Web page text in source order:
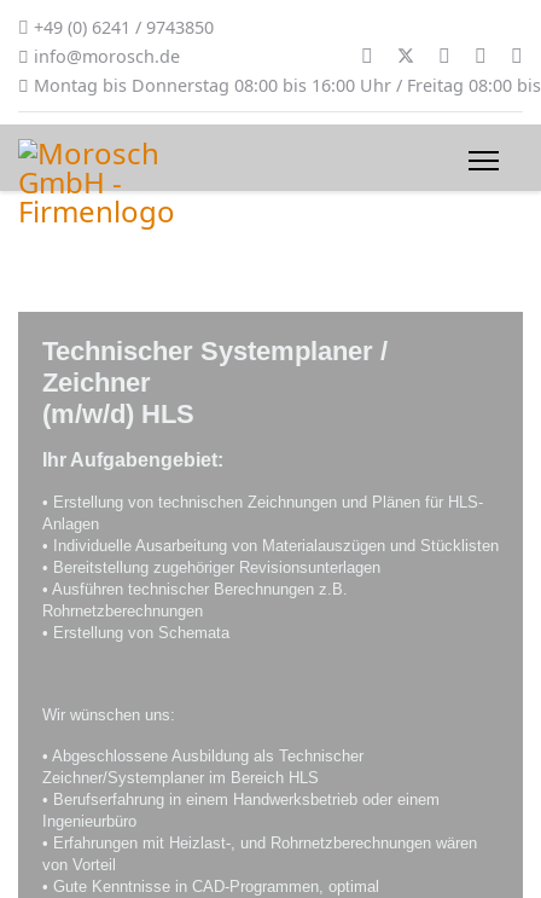
+49 (0) 6241 / 9743850
info@morosch.de
Montag bis Donnerstag 08:00 bis 16:00 Uhr / Freitag 08:00
Technischer Systemplaner /
Zeichner
(m/w/d) HLS
Ihr Aufgabengebiet:
• Erstellung von technischen Zeichnungen und Plänen für HLS-
Anlagen
• Individuelle Ausarbeitung von Materialauszügen und Stücklisten
• Bereitstellung zugehöriger Revisionsunterlagen
• Ausführen technischer Berechnungen z.B.
Rohrnetzberechnungen
• Erstellung von Schemata
Wir wünschen uns:
• Abgeschlossene Ausbildung als Technischer
Zeichner/Systemplaner im Bereich HLS
• Berufserfahrung in einem Handwerksbetrieb oder einem
Ingenieurbüro
• Erfahrungen mit Heizlast-, und Rohrnetzberechnungen wären
von Vorteil
• Gute Kenntnisse in CAD-Programmen, optimal